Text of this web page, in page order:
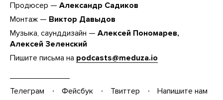
Продюсер — Александр Садиков
Монтаж — Виктор Давыдов
Музыка, саунддизайн — Алексей Пономарев,
Алексей Зеленский
Пишите письма на podcasts@meduza.io
Телеграм Фейсбук Твиттер Напишите нам